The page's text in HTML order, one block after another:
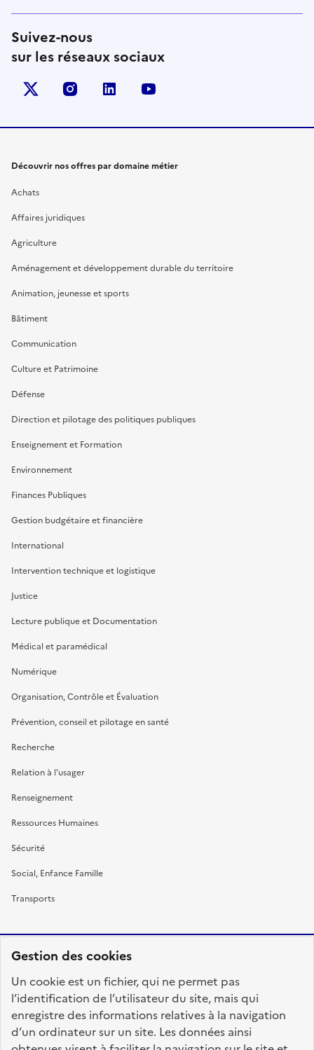
Gestion des cookies
Un cookie est un fichier, qui ne permet pas
l’identification de l’utilisateur du site, mais qui
enregistre des informations relatives à la navigation
d’un ordinateur sur un site. Les données ainsi
Suivez-nous
sur les réseaux sociaux
X (anciennement Twitter)
instagramlinkedin
Découvrir nos offres par domaine métier
Achats
Affaires juridiques
Agriculture
Aménagement et développement durable du territoire
Animation, jeunesse et sports
Bâtiment
Communication
Culture et Patrimoine
Défense
Direction et pilotage des politiques publiques
Enseignement et Formation
Environnement
Finances Publiques
Gestion budgétaire et financière
International
Intervention technique et logistique
Justice
Lecture publique et Documentation
Médical et paramédical
Numérique
Organisation, Contrôle et Évaluation
Prévention, conseil et pilotage en santé
Recherche
Relation à l’usager
Renseignement
Ressources Humaines
Sécurité
Social, Enfance Famille
Transports
FRANÇAISE